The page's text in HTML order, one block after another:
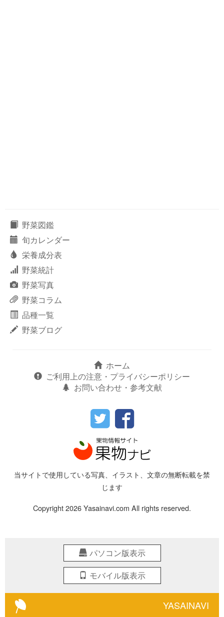
野菜図鑑
旬カレンダー
栄養成分表
野菜統計
野菜写真
野菜コラム
品種一覧
野菜ブログ
ホーム
ご利用上の注意・プライバシーポリシー
お問い合わせ・参考文献
当サイトで使用している写真、イラスト、文章の無断転載を禁
じます
Copyright 2026 Yasainavi.com All rights reserved.
パソコン版表示
モバイル版表示
YASAINAVI